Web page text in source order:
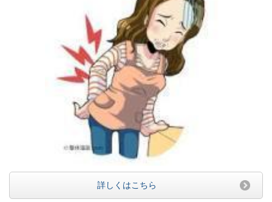
詳しくはこちら